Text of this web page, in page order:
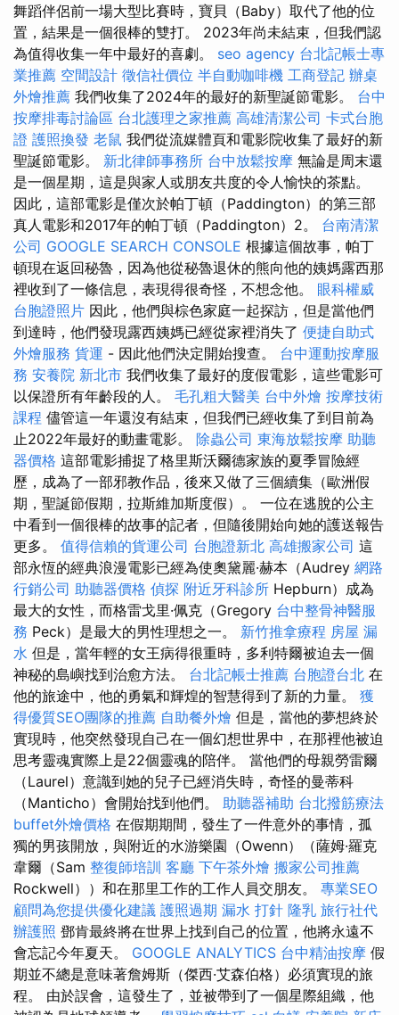
舞蹈伴侶前一場大型比賽時，寶貝（Baby）取代了他的位
置，結果是一個很棒的雙打。 2023年尚未結束，但我們認
為值得收集一年中最好的喜劇。 seo agency 台北記帳士專
業推薦 空間設計 徵信社價位 半自動咖啡機 工商登記 辦桌
外燴推薦 我們收集了2024年的最好的新聖誕節電影。 台中
按摩排毒討論區 台北護理之家推薦 高雄清潔公司 卡式台胞
證 護照換發 老鼠 我們從流媒體頁和電影院收集了最好的新
聖誕節電影。 新北律師事務所 台中放鬆按摩 無論是周末還
是一個星期，這是與家人或朋友共度的令人愉快的茶點。
因此，這部電影是僅次於帕丁頓（Paddington）的第三部
真人電影和2017年的帕丁頓（Paddington）2。 台南清潔
公司 GOOGLE SEARCH CONSOLE 根據這個故事，帕丁
頓現在返回秘魯，因為他從秘魯退休的熊向他的姨媽露西那
裡收到了一條信息，表現得很奇怪，不想念他。 眼科權威
台胞證照片 因此，他們與棕色家庭一起探訪，但是當他們
到達時，他們發現露西姨媽已經從家裡消失了 便捷自助式
外燴服務 貨運 - 因此他們決定開始搜查。 台中運動按摩服
務 安養院 新北市 我們收集了最好的度假電影，這些電影可
以保證所有年齡段的人。 毛孔粗大醫美 台中外燴 按摩技術
課程 儘管這一年還沒有結束，但我們已經收集了到目前為
止2022年最好的動畫電影。 除蟲公司 東海放鬆按摩 助聽
器價格 這部電影捕捉了格里斯沃爾德家族的夏季冒險經
歷，成為了一部邪教作品，後來又做了三個續集（歐洲假
期，聖誕節假期，拉斯維加斯度假）。 一位在逃脫的公主
中看到一個很棒的故事的記者，但隨後開始向她的護送報告
更多。 值得信賴的貨運公司 台胞證新北 高雄搬家公司 這
部永恆的經典浪漫電影已經為使奧黛麗·赫本（Audrey 網路
行銷公司 助聽器價格 偵探 附近牙科診所 Hepburn）成為
最大的女性，而格雷戈里·佩克（Gregory 台中整骨神醫服
務 Peck）是最大的男性理想之一。 新竹推拿療程 房屋 漏
水 但是，當年輕的女王病得很重時，多利特爾被迫去一個
神秘的島嶼找到治愈方法。 台北記帳士推薦 台胞證台北 在
他的旅途中，他的勇氣和輝煌的智慧得到了新的力量。 獲
得優質SEO團隊的推薦 自助餐外燴 但是，當他的夢想終於
實現時，他突然發現自己在一個幻想世界中，在那裡他被迫
思考靈魂實際上是22個靈魂的陪伴。 當他們的母親勞雷爾
（Laurel）意識到她的兒子已經消失時，奇怪的曼蒂科
（Manticho）會開始找到他們。 助聽器補助 台北撥筋療法
buffet外燴價格 在假期期間，發生了一件意外的事情，孤
獨的男孩開放，與附近的水游樂園（Owenn）（薩姆·羅克
韋爾（Sam 整復師培訓 客廳 下午茶外燴 搬家公司推薦
Rockwell））和在那里工作的工作人員交朋友。 專業SEO
顧問為您提供優化建議 護照過期 漏水 打針 隆乳 旅行社代
辦護照 鄧肯最終將在世界上找到自己的位置，他將永遠不
會忘記今年夏天。 GOOGLE ANALYTICS 台中精油按摩 假
期並不總是意味著詹姆斯（傑西·艾森伯格）必須實現的旅
程。 由於誤會，這發生了，並被帶到了一個星際組織，他